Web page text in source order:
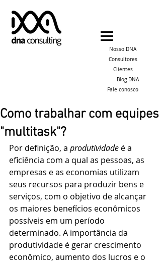
Nosso DNA
Consultores
Clientes
Blog DNA
Fale conosco
Como trabalhar com equipes
"multitask"​?
Por definição, a produtividade é a
eficiência com a qual as pessoas, as
empresas e as economias utilizam
seus recursos para produzir bens e
serviços, com o objetivo de alcançar
os maiores benefícios econômicos
possíveis em um período
determinado. A importância da
produtividade é gerar crescimento
econômico, aumento dos lucros e o